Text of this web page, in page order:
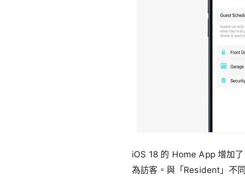
iOS 18 的 Home App 增加
為訪客。與「Resident」不